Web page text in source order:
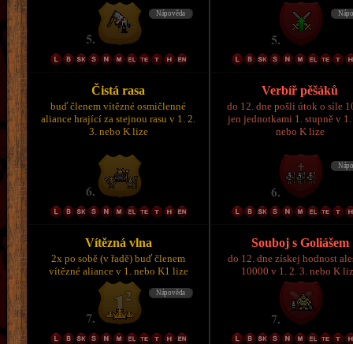
Čistá rasa
buď členem vítězné osmičlenné
aliance hrající za stejnou rasu v 1. 2.
3. nebo K lize
Verbíř pěšáků
do 12. dne pošli útok o síle
jen jednotkami 1. stupně v 1.
nebo K lize
Vítězná vlna
2x po sobě (v řadě) buď členem
vítězné aliance v 1. nebo K1 lize
Souboj s Goliášem
do 12. dne získej hodnost
10000 v 1. 2. 3. nebo K